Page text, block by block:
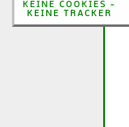
KEINE COOKIES &
KEINE TRACKER
KEINE COOKIES -
KEINE TRACKER